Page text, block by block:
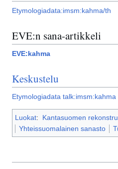
Etymologiadata:imsm:kahma/th
EVE:n sana-artikkeli
EVE:kahma
Keskustelu
Etymologiadata talk:imsm:kahma
Luokat:
Kantasuomen
Yhteissuomalainen sanasto